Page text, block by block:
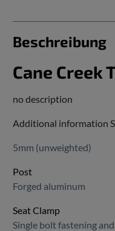
Beschreibung
Cane Creek
no description
Additional information
5mm (unweighted)
Post
Forged aluminum
Seat Clamp
Single bolt fastening